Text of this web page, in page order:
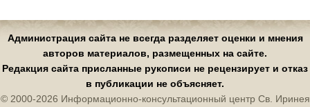
Администрация сайта не всегда разделяет оценки и мнения
авторов материалов, размещенных на сайте.
Редакция сайта присланные рукописи не рецензирует и отказ
в публикации не объясняет.
© 2000-2026 Информационно-консультационный центр Св. Иринея